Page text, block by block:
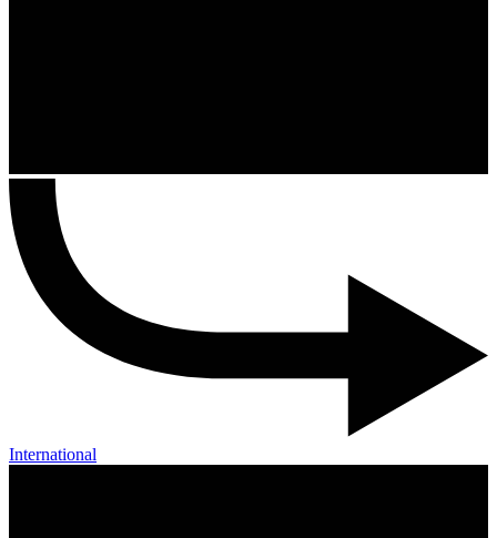
International